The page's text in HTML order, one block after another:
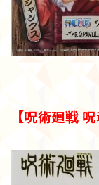
【呪術廻戦